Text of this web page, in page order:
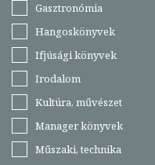
Gasztronómia
Hangoskönyvek
Ifjúsági könyvek
Irodalom
Kultúra, művészet
Manager könyvek
Műszaki, technika